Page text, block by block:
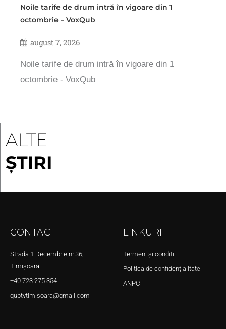
Noile tarife de drum intră în vigoare din 1
octombrie – VoxQub
august 7, 2026
Noile tarife de drum intră în vigoare din 1
octombrie - VoxQub
ALTE
ȘTIRI
CONTACT
Strada 1 Decembrie nr.36,
Timișoara
+40 723 275 354
qubtvtimisoara@gmail.com
LINKURI
Termeni și condiții
Politica de confidențialitate
ANPC